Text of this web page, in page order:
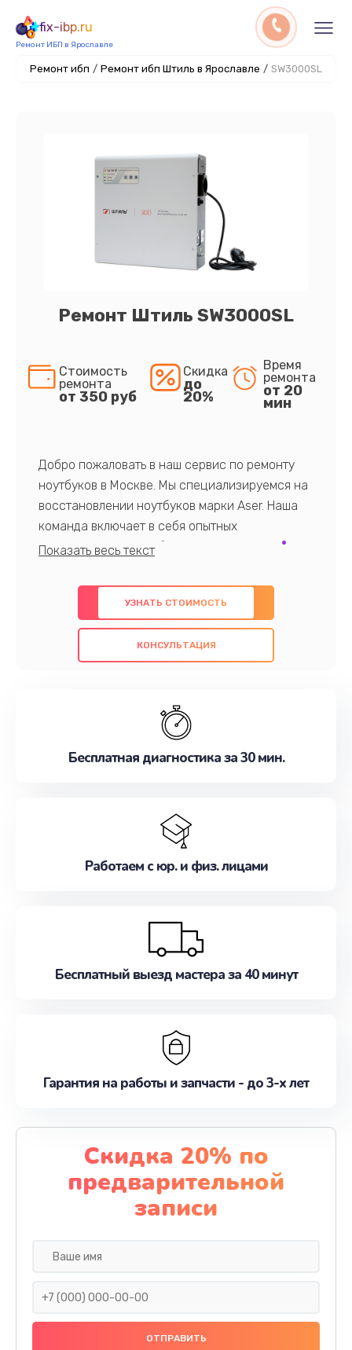
fix-ibp.ru
Ремонт ИБП в Ярославле
Ремонт ибп / Ремонт ибп Штиль в Ярославле / SW3000SL
Ремонт Штиль SW3000SL
Стоимость
ремонта
от 350 руб
Скидка
до
20%
Время
ремонта
от 20
мин
Добро пожаловать в наш сервис по ремонту
ноутбуков в Москве. Мы специализируемся на
восстановлении ноутбуков марки Aser. Наша
команда включает в себя опытных
профессионалов с обширными знаниями и
предлагаем быстрый и качественный ремонт с
использованием оригинальных компонентов, а
также гарантируем качество всех
проведенных работ. Наша цель - предоставить
наилучшим образом. Не медлите записаться на
УЗНАТЬ СТОИМОСТЬ
КОНСУЛЬТАЦИЯ
Бесплатная диагностика за 30 мин.
Работаем с юр. и физ. лицами
Бесплатный выезд мастера за 40 минут
Гарантия на работы и запчасти - до 3-х лет
Скидка 20% по
предварительной
записи